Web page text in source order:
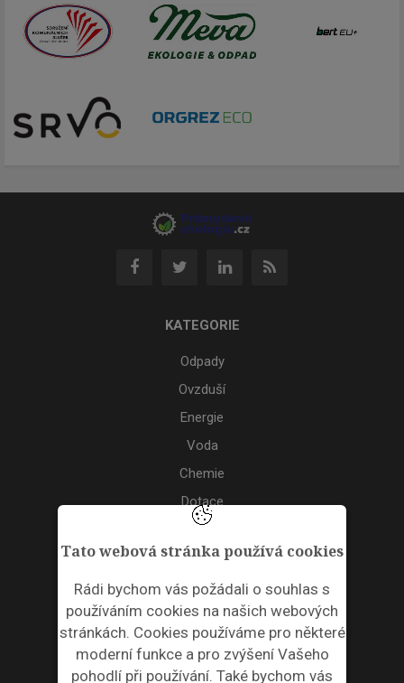
Tato webová stránka používá cookies
Rádi bychom vás požádali o souhlas s
používáním cookies na našich webových
stránkách. Cookies používáme pro některé
moderní funkce a pro zvýšení Vašeho
pohodlí při používání. Také bychom vás
KATEGORIE
Odpady
Ovzduší
Energie
Voda
Chemie
Dotace
Akce
ODPADNÍ PLASTY
NEWSLETTER